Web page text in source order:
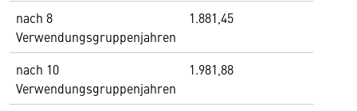
nach 8
Verwendungsgruppenjahren
1.881,45
nach 10
Verwendungsgruppenjahren
1.981,88